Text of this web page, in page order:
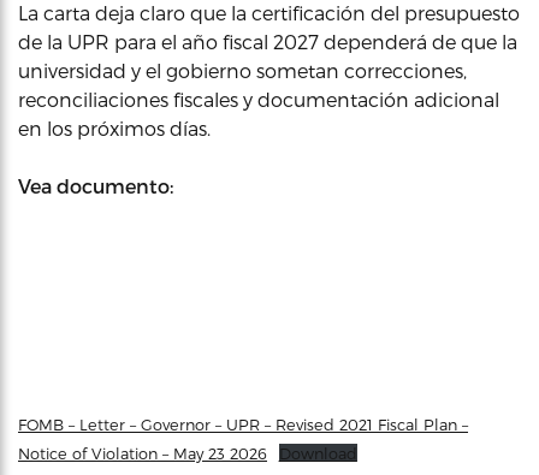
La carta deja claro que la certificación del presupuesto
de la UPR para el año fiscal 2027 dependerá de que la
universidad y el gobierno sometan correcciones,
reconciliaciones fiscales y documentación adicional
en los próximos días.
Vea documento:
FOMB – Letter – Governor – UPR – Revised 2021 Fiscal Plan –
Notice of Violation – May 23 2026
Download